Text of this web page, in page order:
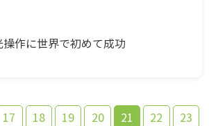
作に世界で初めて成功
17 18 19 20 21 22
23